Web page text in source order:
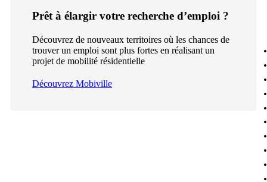
Prêt à élargir votre recherche d’emploi ?
Découvrez de nouveaux territoires où les chances de
trouver un emploi sont plus fortes en réalisant un
projet de mobilité résidentielle
Découvrez Mobiville